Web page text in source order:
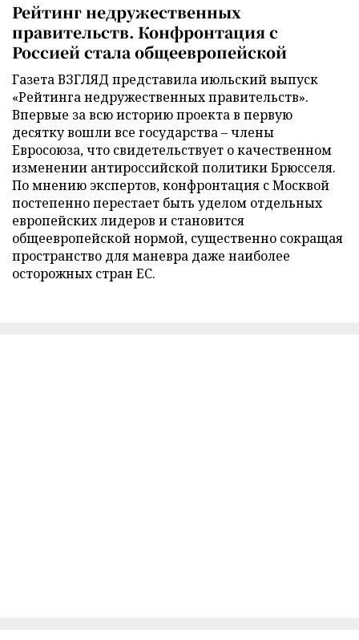
Рейтинг недружественных
правительств. Конфронтация с
Россией стала общеевропейской
Газета ВЗГЛЯД представила июльский выпуск
«Рейтинга недружественных правительств».
Впервые за всю историю проекта в первую
десятку вошли все государства – члены
Евросоюза, что свидетельствует о качественном
изменении антироссийской политики Брюсселя.
По мнению экспертов, конфронтация с Москвой
постепенно перестает быть уделом отдельных
европейских лидеров и становится
общеевропейской нормой, существенно сокращая
пространство для маневра даже наиболее
осторожных стран ЕС.